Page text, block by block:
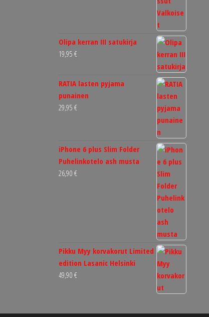
Olipa kerran III satukirja
19,95 €
RATIA lasten pyjama
punainen
29,95 €
iPhone 6 plus Slim Folder
Puhelinkotelo ash musta
26,90 €
Pikku Myy korvakorut Limited
edition Lasanic Helsinki
49,90 €